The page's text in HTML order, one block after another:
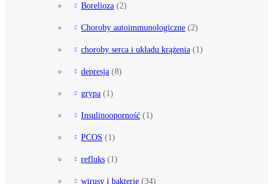
Borelioza (2)
Choroby autoimmunologiczne (2)
choroby serca i układu krążenia (1)
depresja (8)
grypa (1)
Insulinooporność (1)
PCOS (1)
refluks (1)
wirusy i bakterie (34)